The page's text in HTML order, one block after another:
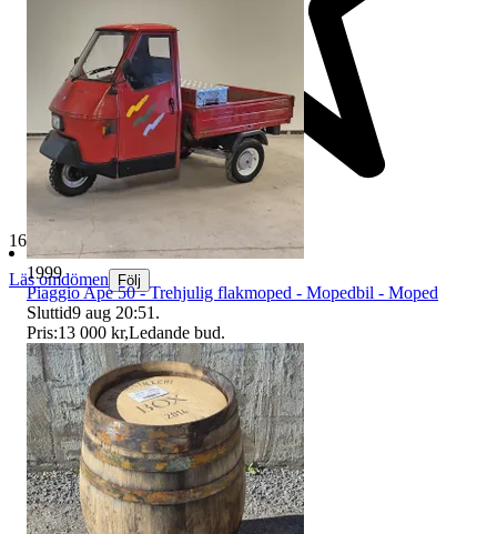
165 010 omdömen
Läs omdömen Följ
1999
Piaggio Ape 50 - Trehjulig flakmoped - Mopedbil - Moped
Sluttid9 aug 20:51 .
Pris:13 000 kr,Ledande bud.